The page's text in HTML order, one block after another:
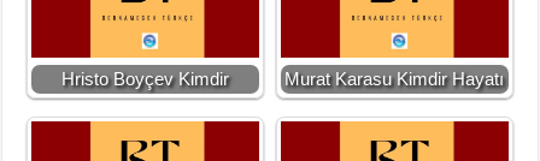
Hristo Boyçev Kimdir Murat Karasu Kimdir Hayatı